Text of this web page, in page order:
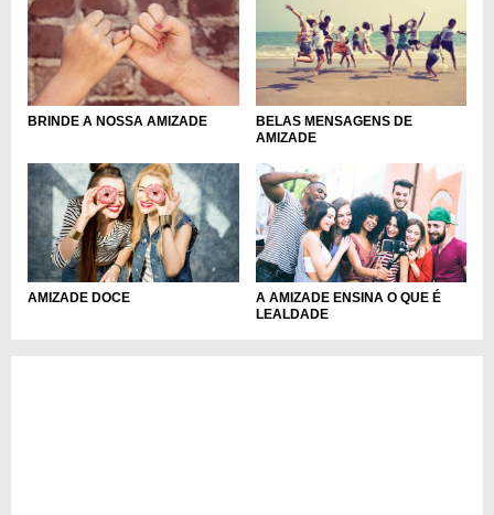
BRINDE A NOSSA AMIZADE
BELAS MENSAGENS DE
AMIZADE
AMIZADE DOCE
A AMIZADE ENSINA O QUE É
LEALDADE